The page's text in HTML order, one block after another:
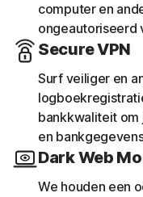
computer en
ongeautoriseerd
Secure VPN
Surf veiliger en
bankkwaliteit
en
Dark Web
We houden een